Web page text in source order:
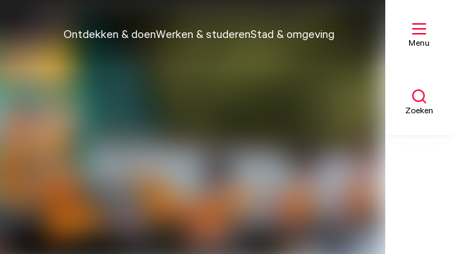
Ontdekken & doenWerken & studerenStad & omgeving
Menu
Zoeken